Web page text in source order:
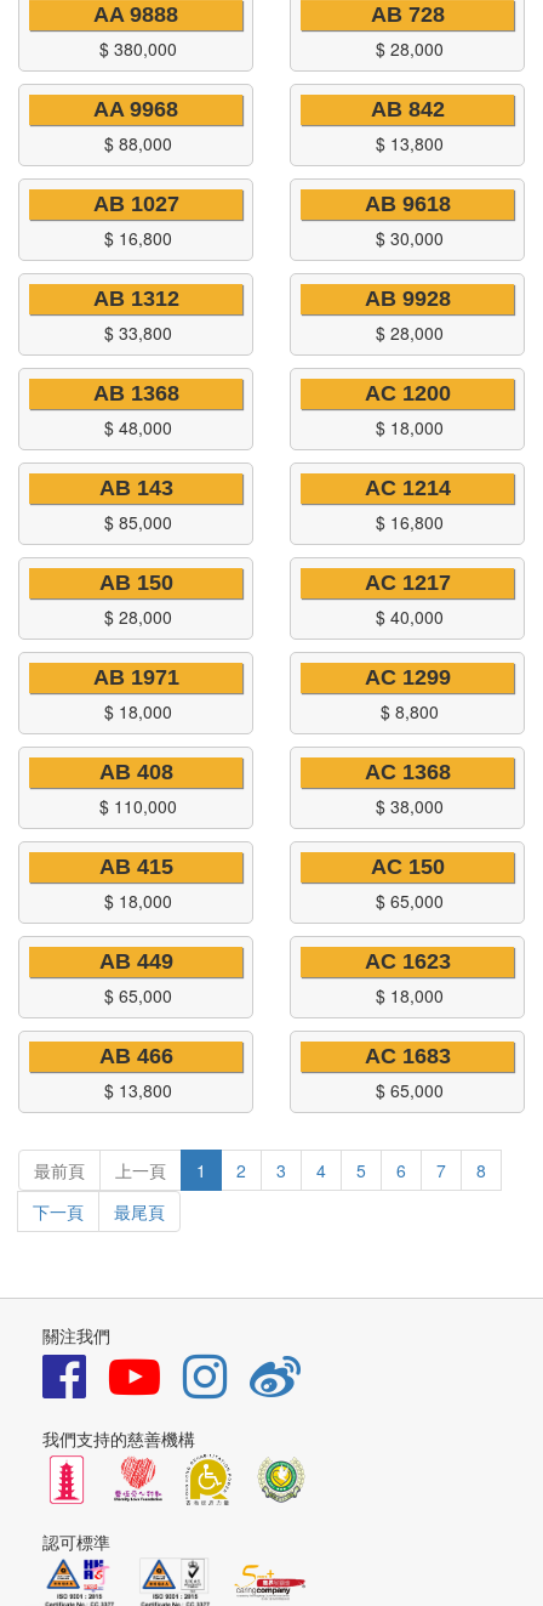
AA 9888
$ 380,000
AA 9968
$ 88,000
AB 1027
$ 16,800
AB 1312
$ 33,800
AB 1368
$ 48,000
AB 143
$ 85,000
AB 150
$ 28,000
AB 1971
$ 18,000
AB 408
$ 110,000
AB 415
$ 18,000
AB 449
$ 65,000
AB 466
$ 13,800
AB 728
$ 28,000
AB 842
$ 13,800
AB 9618
$ 30,000
AB 9928
$ 28,000
AC 1200
$ 18,000
AC 1214
$ 16,800
AC 1217
$ 40,000
AC 1299
$ 8,800
AC 1368
$ 38,000
AC 150
$ 65,000
AC 1623
$ 18,000
AC 1683
$ 65,000
最前頁 上一頁 1 2 3 4 5 6 7
8
下一頁
最尾頁
關注我們
我們支持的慈善機構
認可標準